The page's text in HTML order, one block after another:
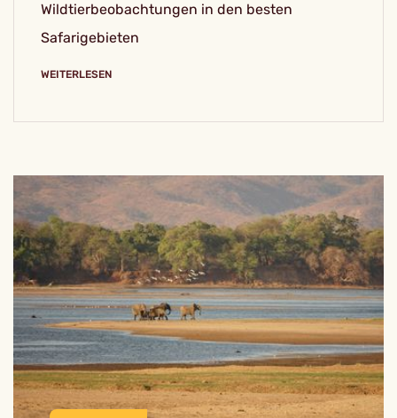
Wildtierbeobachtungen in den besten
Safarigebieten
WEITERLESEN